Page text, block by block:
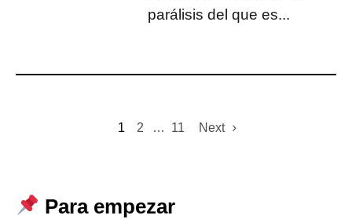
parálisis del que es...
1 2 … 11 Next
Para empezar